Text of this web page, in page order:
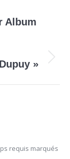
Album
»
requis marqués